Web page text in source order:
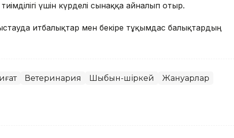
үшін күрделі сынаққа айналып отыр.
итбалықтар мен бекіре тұқымдас балықтардың
Ветеринария Шыбын-шіркей Жануарлар